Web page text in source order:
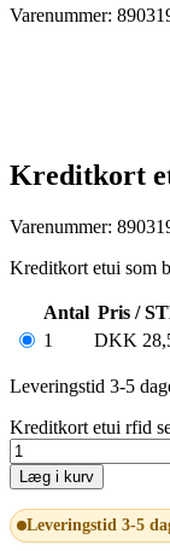
Varenummer:
Kreditkort
Varenummer:
Kreditkort etui som
Antal Pris /
1
DKK
Leveringstid 3-5
Kreditkort etui rfid
Læg i kurv
Leveringstid 3-5